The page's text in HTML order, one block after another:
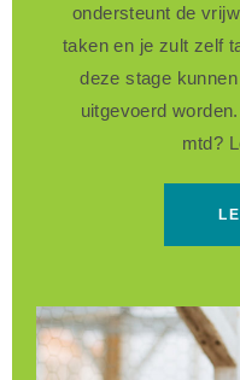
ondersteunt de
taken en je zult zelf
deze stage
uitgevoerd
mtd?